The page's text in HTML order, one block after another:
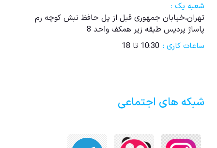
شعبه یک :
تهران،خیابان جمهوری قبل از پل حافظ نبش کوچه رم
پاساژ پردیس طبقه زیر همکف واحد 8
ساعات کاری : 10:30 تا 18
شبکه های اجتماعی